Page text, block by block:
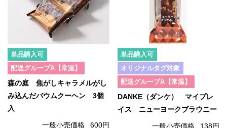
単品購入可
配送グループA【常温】
森の庭 焦がしキャラメルがし
み込んだバウムクーヘン 3個
入
一般小売価格 600円
単品購入可
オリジナルタグ対象
配送グループA【常温】
DANKE（ダンケ） マイプレ
イス ニューヨークブラウニー
一般小売価格 138円